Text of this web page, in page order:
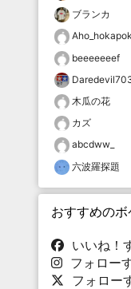
ブランカ
beeeeeeef
木瓜の花
カズ
abcdww_
六波羅探題
おすすめの
いいね！
フォロー
フォロー